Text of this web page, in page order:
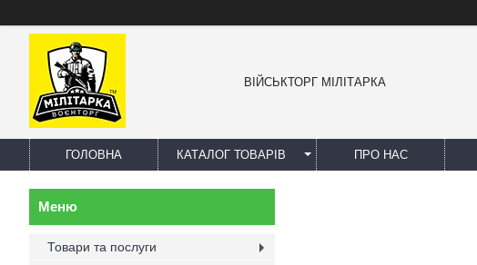
ВІЙСЬКТОРГ МІЛІТАРКА
ГОЛОВНА КАТАЛОГ ТОВАРІВ ПРО НАС
Товари та послуги